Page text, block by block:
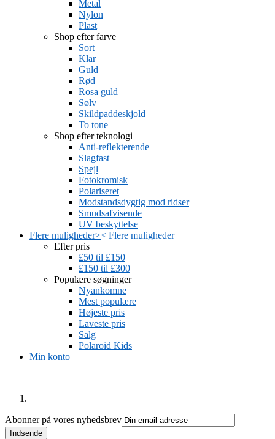
Metal
Nylon
Plast
Shop efter farve
Sort
Klar
Guld
Rød
Rosa guld
Sølv
Skildpaddeskjold
To tone
Shop efter teknologi
Anti-reflekterende
Slagfast
Spejl
Fotokromisk
Polariseret
Modstandsdygtig mod ridser
Smudsafvisende
UV beskyttelse
Flere muligheder>< Flere muligheder
Efter pris
£50 til £150
£150 til £300
Populære søgninger
Nyankomne
Mest populære
Højeste pris
Laveste pris
Salg
Polaroid Kids
Min konto
Abonner på vores nyhedsbrev